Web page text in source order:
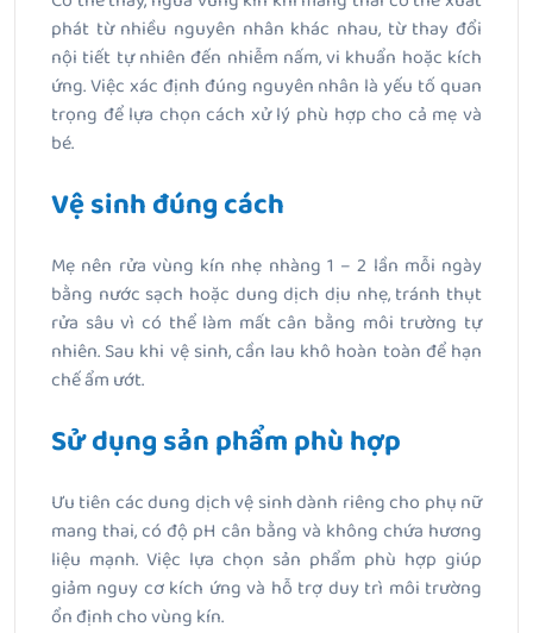
phát từ nhiều nguyên nhân khác nhau, từ thay đổi
nội tiết tự nhiên đến nhiễm nấm, vi khuẩn hoặc kích
ứng. Việc xác định đúng nguyên nhân là yếu tố quan
trọng để lựa chọn cách xử lý phù hợp cho cả mẹ và
bé.
Vệ sinh đúng cách
Mẹ nên rửa vùng kín nhẹ nhàng 1 – 2 lần mỗi ngày
bằng nước sạch hoặc dung dịch dịu nhẹ, tránh thụt
rửa sâu vì có thể làm mất cân bằng môi trường tự
nhiên. Sau khi vệ sinh, cần lau khô hoàn toàn để hạn
chế ẩm ướt.
Sử dụng sản phẩm phù hợp
Ưu tiên các dung dịch vệ sinh dành riêng cho phụ nữ
mang thai, có độ pH cân bằng và không chứa hương
liệu mạnh. Việc lựa chọn sản phẩm phù hợp giúp
giảm nguy cơ kích ứng và hỗ trợ duy trì môi trường
ổn định cho vùng kín.